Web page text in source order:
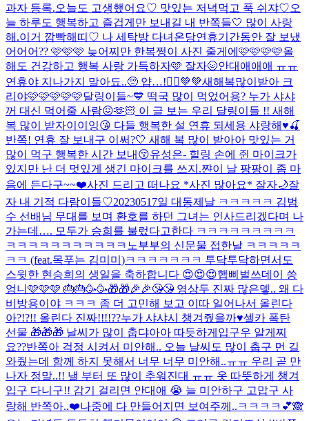
과자 등록.오늘도 고생했어요♡ 맛있는 저녁먹고 푹 쉬쟈♡오
늘 하루도 행복하고 즐겁게만 보내길 내 반쪽들🤍 많이 사랑
해.이거 깜빡해띠♡ 나 세탁방 다녀온당연휴기간동안 잘 보냈
어어어?? 🩷🩷🩷 늦어찌만 한복쩡이 사진 줄게에🩷🩷🩷🩷올
해도 건강하고 행복 사랑 가득하자🩷 잘자🌝안대애애애 ㅠㅠ
연휴야 지나가지 말아됴..🥺 얍…!🧚‍♀️💚💚새해복많이받아 크
리야🩷🩷🩷🩷🩷달링이들~💙 떡국 많이 먹었어용? 누가 샤샤
꺼 대신 먹어줄 사람😖🫶🏻 이 글 보는 우리 달링이들 !! 새해
복 많이 받자이이잉😘 다들 행복한 설 연휴 되세용 샤랑해♥️🍒
반쪽! 연휴 잘 보내구 이써?🤍 새해 복 많이 받아아 맛있는 거
많이 먹구 행복한 시간 보내😚유성은- 힐링 손에 쥔 마이크가
있지만 난 더 멋있게 생긴 마이크를 쓰지.쨘이 날 팡팡이 좀 마
음에 든다구~~❤️사진 드리고 떠나요 *사진 많아요* 잘자🌙잘
자 내 기적 다람이들♡20230517일 대동제날 ㅋㅋㅋㅋㅋ 김범
수 선배님 무대를 보며 환호를 하던 그녀는 인사드리겠다며 나
가는데…. 모두가 승희를 불렀다고한다 ㅋㅋㅋㅋㅋㅋㅋㅋㅋ
ㅋㅋㅋㅋㅋㅋㅋㅋㅋㅋㅋ 노부부의 신문물 접한날 ㅋㅋㅋㅋㅋ
ㅋㅋ (feat.목푸는 김미미)ㅋㅋㅋㅋㅋㅋㅋ 투닥투닥하면서도
스윗한 현승희의 생일을 축하합니다 😍😍😍햅삐벌쓰데이 씅
엉니🩷🩷🩷 🎂🎂🥳🥳🎁🎁🎉🎉😘😘 영상두 진짜 많은뎋.. 왜 다
비방용이야 ㅋㅋㅋ 좀 더 고민해 보고 이따 일어나서 올린다
아?!?!! 올린다 진짜!!!!??누가 샤샤시 챙겨줬을까♥️셀카 폭탄
선물 🎁🎁🎁 날씨가 많이 춥댜아아 따듯하게입구우 알게찌
요??반쪽아 걱정 시켜서 미안해.. 오늘 날씨도 많이 춥구 먼 길
와줬는데 함께 하지 못해서 너무 너무 미안해..ㅠㅠ 우리 곧 만
나자 정말..!! 낼 부터 또 많이 추워진대 ㅠㅠ 옷 따뜻하게 챙겨
입구 다니구!! 감기 걸리면 안대애 😭 늘 미안하구 고맙구 사
랑해 반쪽아..❤️나중에 다 만들어지면 보여주께..ㅋㅋㅋㅋ💕🙈